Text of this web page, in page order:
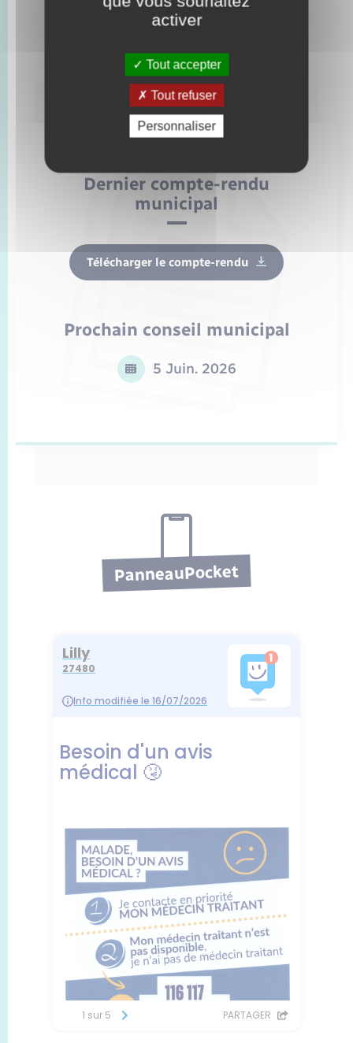
Dernier compte-rendu
municipal
Télécharger le compte-rendu
Prochain conseil municipal
5 Juin. 2026
PanneauPocket
activer
Tout accepter
Tout refuser
Personnaliser